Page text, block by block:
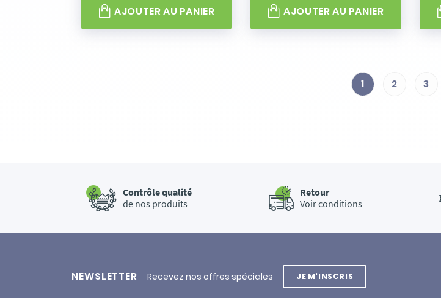
AJOUTER AU PANIER AJOUTER AU PANIER
1 2 3
Contrôle qualité
de nos produits
Retour
Voir conditions
NEWSLETTER Recevez nos offres spéciales JE M'INSCRIS